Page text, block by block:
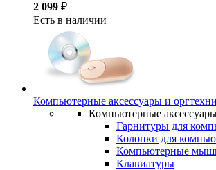
2 099 ₽
Есть в наличии
Компьютерные аксессуары и
Компьютерные
Гарнитуры для
Колонки для
Компьютерные
Клавиатуры